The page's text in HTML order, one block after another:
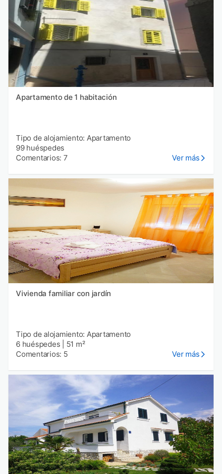
Apartamento de 1 habitación
Tipo de alojamiento: Apartamento
99 huéspedes
Comentarios: 7
Ver más
Vivienda familiar con jardín
Tipo de alojamiento: Apartamento
6 huéspedes
51 m²
Comentarios: 5
Ver más